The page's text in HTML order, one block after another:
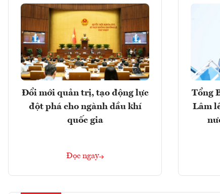
Đổi mới quản trị, tạo động lực
đột phá cho ngành dầu khí
quốc gia
Đọc ngay
Tổng
Lâm